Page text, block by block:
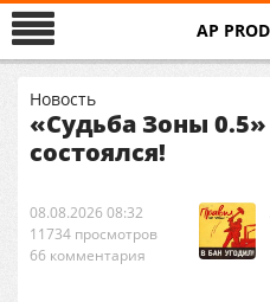
AP
Новость
«Судьба Зоны 0.5»
состоялся!
08.08.2026 08:32
11734 просмотров
66 комментария